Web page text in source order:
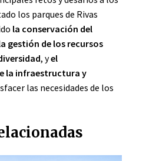
los parques de Rivas
la conservación del
gestión de los recursos
, yel
la infraestructura y
las necesidades de los